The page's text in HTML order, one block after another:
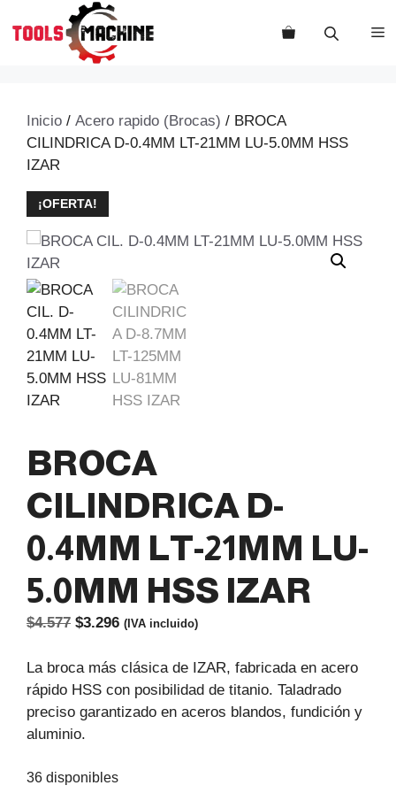
Inicio / Acero rapido (Brocas) / BROCA
CILINDRICA D-0.4MM LT-21MM LU-5.0MM HSS
IZAR
¡OFERTA!
BROCA
CILINDRICA D-
0.4MM LT-21MM LU-
5.0MM HSS IZAR
$4.577 El
original
era:
$4.577.
$3.296El
actual
es:
$3.296.
(IVA incluido)
La broca más clásica de IZAR, fabricada en acero
rápido HSS con posibilidad de titanio. Taladrado
preciso garantizado en aceros blandos, fundición y
aluminio.
36 disponibles